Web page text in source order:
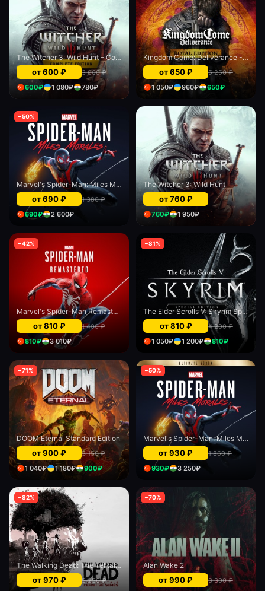
The Witcher 3: Wild Hunt – Complete Edition
от600₽ 3 000₽
600₽ 1 080₽ 780₽
Kingdom Come: Deliverance - Royal Edition
от650₽ 5 250₽
1 050₽ 960₽ 650₽
−50%
Marvel's Spider-Man: Miles Morales PS4 & PS5
от690₽ 1 380₽
690₽ 2 600₽
The Witcher 3: Wild Hunt
от760₽
760₽ 1 950₽
−42%
Marvel's Spider-Man Remastered
от810₽ 1 400₽
810₽ 3 010₽
−81%
The Elder Scrolls V: Skyrim Special Edition - PS5 & PS4
от810₽ 4 200₽
1 050₽ 1 200₽ 810₽
−71%
DOOM Eternal Standard Edition
от900₽ 3 150₽
1 040₽ 1 180₽ 900₽
−50%
Marvel's Spider-Man: Miles Morales Ultimate Edition
от930₽ 1 860₽
930₽ 3 250₽
−82%
The Walking Dead: The Telltale Definitive Series
от970₽ 5 250₽
−70%
Alan Wake 2
от990₽ 3 300₽